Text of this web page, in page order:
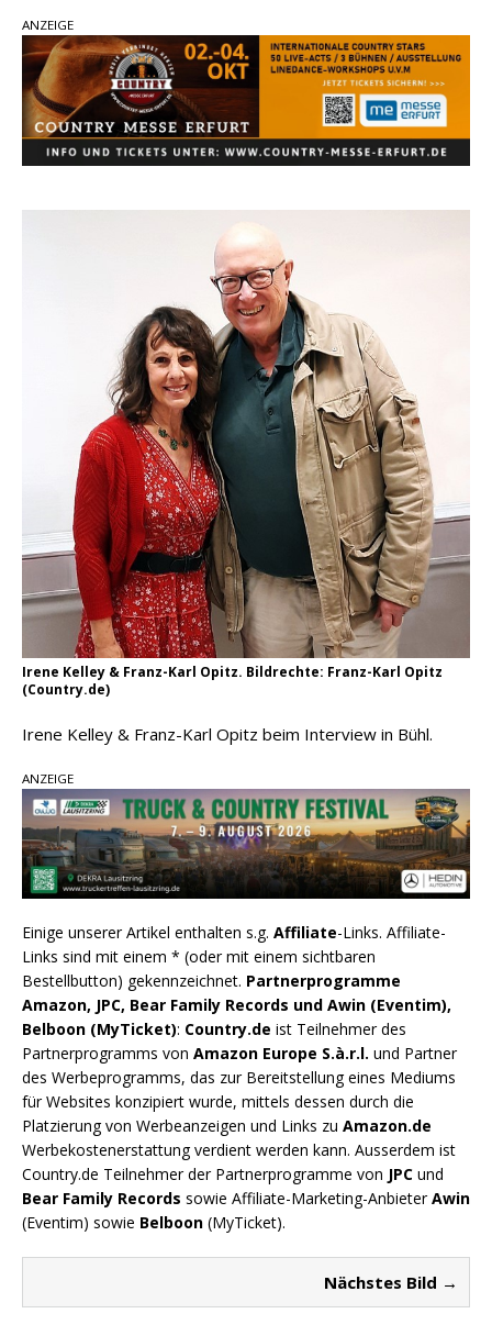
Parton, Bill Anderson und Shaboozey im Fokus
Chris Johnson & The Hollywood Hillbillies
kündigen neues Album mit „Better Days
Ahead“ an
Danke für Euer Vertrauen: Country.de erreicht
ANZEIGE
Irene Kelley & Franz-Karl Opitz. Bildrechte: Franz-Karl Opitz
(Country.de)
Irene Kelley & Franz-Karl Opitz beim Interview in Bühl.
ANZEIGE
Einige unserer Artikel enthalten s.g. Affiliate-Links. Affiliate-
Links sind mit einem * (oder mit einem sichtbaren
Bestellbutton) gekennzeichnet. Partnerprogramme
Amazon, JPC, Bear Family Records und Awin (Eventim),
Belboon (MyTicket): Country.de ist Teilnehmer des
Partnerprogramms von Amazon Europe S.à.r.l. und Partner
des Werbeprogramms, das zur Bereitstellung eines Mediums
für Websites konzipiert wurde, mittels dessen durch die
Platzierung von Werbeanzeigen und Links zu Amazon.de
Werbekostenerstattung verdient werden kann. Ausserdem ist
Country.de Teilnehmer der Partnerprogramme von JPC und
Bear Family Records sowie Affiliate-Marketing-AnbieterAwin
(Eventim) sowie Belboon (MyTicket).
Nächstes Bild →